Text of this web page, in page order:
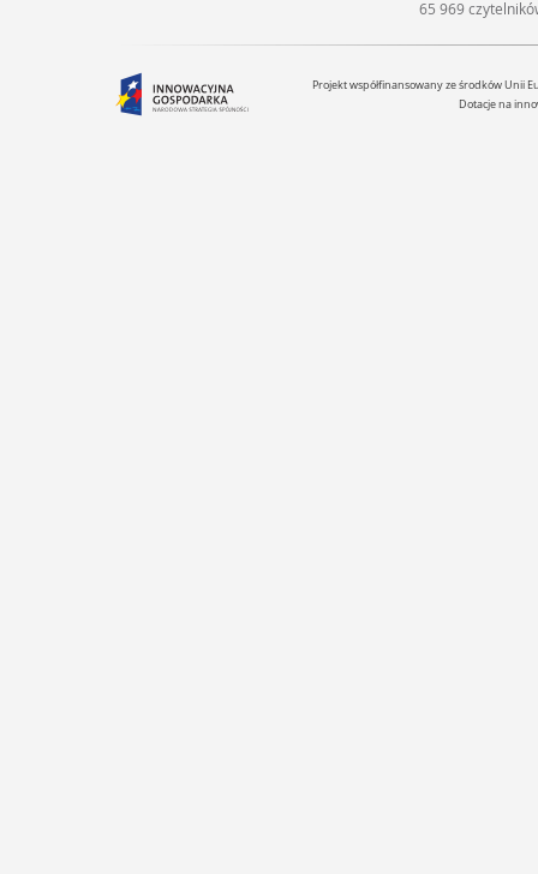
65 969
Projekt współfinansowany ze środków Unii
Dotacje na